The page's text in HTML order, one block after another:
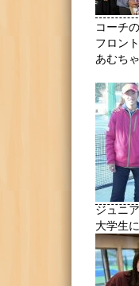
コーチ
フロン
あむち
ジュニ
大学生